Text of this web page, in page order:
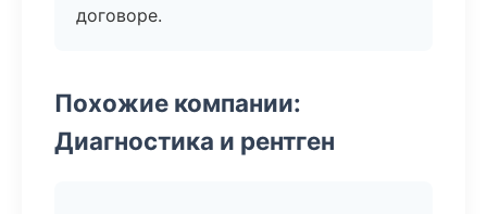
договоре.
Похожие компании:
Диагностика и рентген